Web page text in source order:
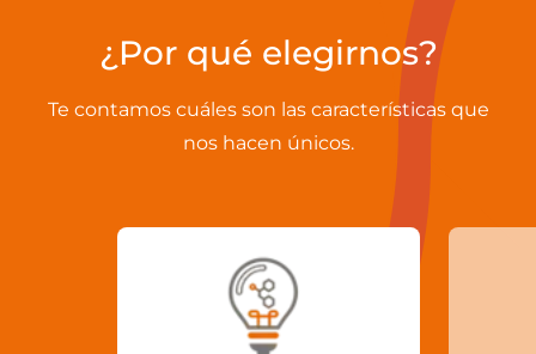
¿Por qué elegirnos?
Te contamos cuáles son las características que
nos hacen únicos.